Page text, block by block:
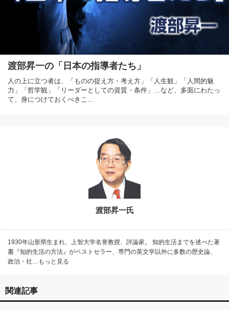
渡部昇一の「日本の指導者たち」
人の上に立つ者は、「ものの捉え方・考え方」「人生観」「人間的魅
力」「哲学観」「リーダーとしての資質・条件」…など、多面にわたっ
て、身につけておくべきこ…
渡部昇一氏
1930年山形県生まれ、上智大学名誉教授、評論家。 知的生活までを述べた著
書『知的生活の方法』がベストセラー、専門の英文学以外に多数の歴史論、
政治・社…もっと見る
関連記事